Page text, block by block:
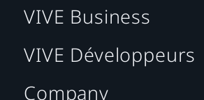
VIVE Business
VIVE Développeurs
Company